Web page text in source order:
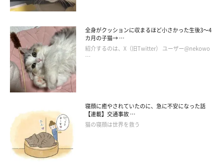
ごはんの前でだら〜ん♪
@sun_cat0709
全身がクッションに収まるほど小さかった生後3～4
カ月の子猫→ …
紹介するのは、X（旧Twitter） ユーザー@nekowo
…
寝顔に癒やされていたのに、急に不安になった話
【連載】交通事故 …
猫の寝顔は世界を救う